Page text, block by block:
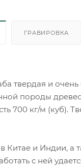
ГРАВИРОВКА
твердая и
породы
700 кг/м (куб).
Китае и Индии, а
с ней